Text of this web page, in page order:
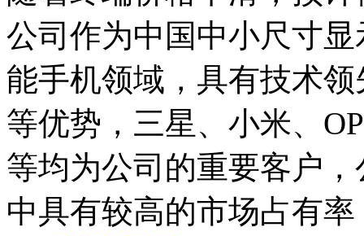
公司作为中国中小尺寸
能手机领域，具有技术
等优势，三星、小米、
等均为公司的重要客户
中具有较高的市场占有